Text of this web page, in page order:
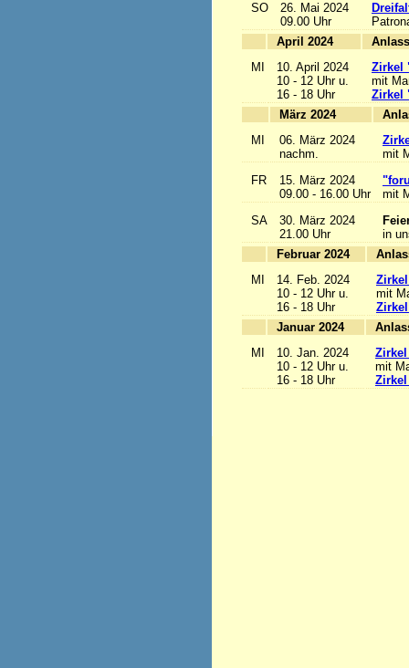
SO
26. Mai 2024
09.00 Uhr
April 2024
MI
10. April 2024
10 - 12 Uhr u.
16 - 18 Uhr
Zirkel
mit
Zirkel
März 2024
MI
06. März 2024
nachm.
mit
FR
15. März 2024
09.00 - 16.00 Uhr
mit
SA
30. März 2024
21.00 Uhr
in
Februar 2024
MI
14. Feb. 2024
10 - 12 Uhr u.
16 - 18 Uhr
mit
Januar 2024
MI
10. Jan. 2024
10 - 12 Uhr u.
16 - 18 Uhr
mit